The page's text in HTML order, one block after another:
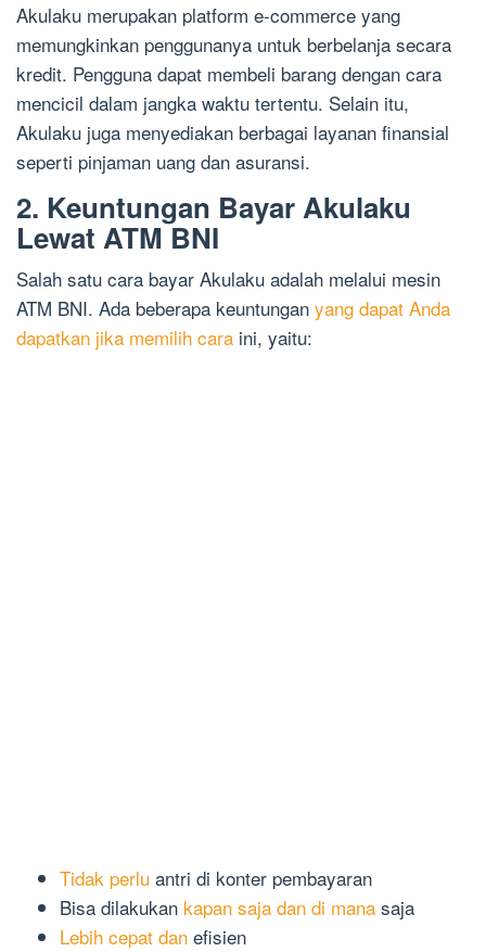
Akulaku merupakan platform e-commerce yang
memungkinkan penggunanya untuk berbelanja secara
kredit. Pengguna dapat membeli barang dengan cara
mencicil dalam jangka waktu tertentu. Selain itu,
Akulaku juga menyediakan berbagai layanan finansial
seperti pinjaman uang dan asuransi.
2. Keuntungan Bayar Akulaku
Lewat ATM BNI
Salah satu cara bayar Akulaku adalah melalui mesin
ATM BNI. Ada beberapa keuntungan yang dapat Anda
dapatkan jika memilih cara ini, yaitu:
Tidak perlu antri di konter pembayaran
Bisa dilakukan kapan saja dan di mana saja
Lebih cepat dan efisien